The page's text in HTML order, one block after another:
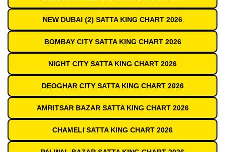
NEW DUBAI (2) SATTA KING CHART 2026
BOMBAY CITY SATTA KING CHART 2026
NIGHT CITY SATTA KING CHART 2026
DEOGHAR CITY SATTA KING CHART 2026
AMRITSAR BAZAR SATTA KING CHART 2026
CHAMELI SATTA KING CHART 2026